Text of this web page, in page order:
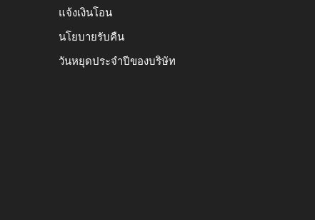
แจ้งเงินโอน
นโยบายรับคืน
วันหยุดประจำปีของบริษัท